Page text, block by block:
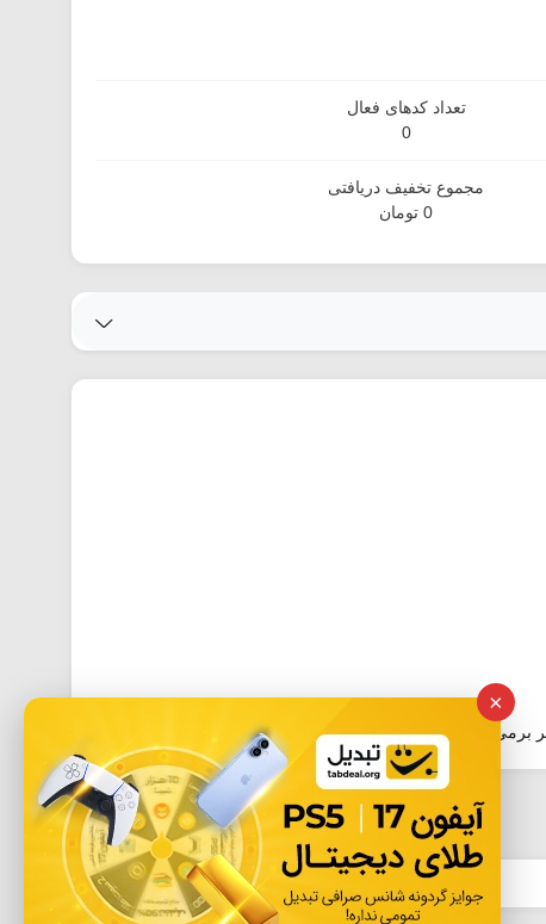
تعداد کدهای فعال
0
مجموع تخفیف دریافتی
0 تومان
برمی‌گردیم :)
×